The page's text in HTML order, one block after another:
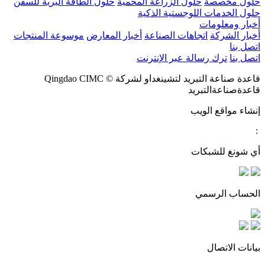
حلول الخدمات اللوجستية الذكية
أخبار ومعلومات
أخبار الشركة اتجاهات الصناعة أخبار المعارض موسوعة المنتجات
اتصل بنا
اتصل بنا ترك رسالة عبر الإنترنت
قاعدة صناعة التبريد لتشينغداو لشركة © Qingdao CIMC
قاعدةصناعةالتبريد
إنشاء مواقع الويب
:
أي شونغ للشبكات
الحساب الرسمي
بيانات الاتصال